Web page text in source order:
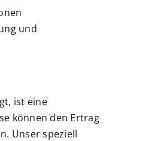
und
ist eine
können den Ertrag
Unser speziell